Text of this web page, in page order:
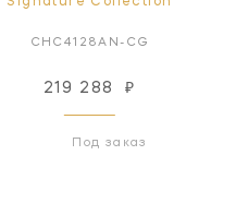
CHC4128AN-CG
219 288 ₽
Под заказ